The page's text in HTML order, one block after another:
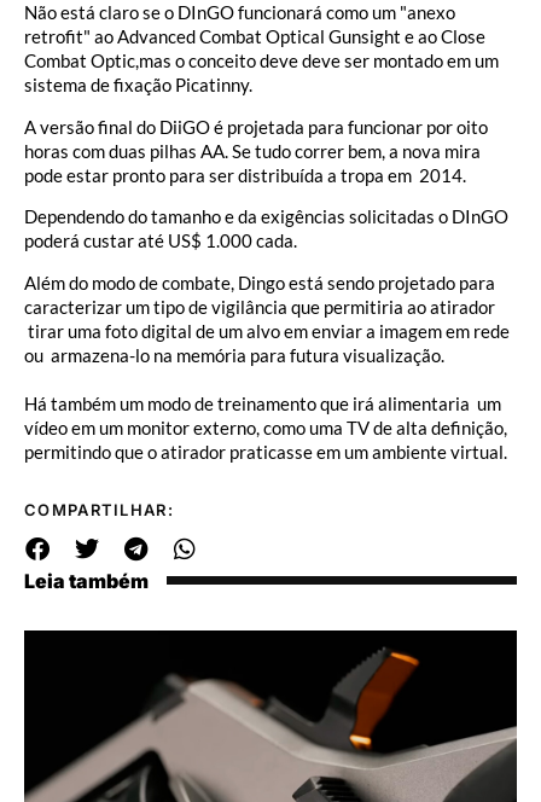
Não está claro se o DInGO funcionará como um "anexo
retrofit" ao Advanced Combat Optical Gunsight e ao Close
Combat Optic,mas o conceito deve deve ser montado em um
sistema de fixação Picatinny.
A versão final do DiiGO é projetada para funcionar por oito
horas com duas pilhas AA. Se tudo correr bem, a nova mira
pode estar pronto para ser distribuída a tropa em 2014.
Dependendo do tamanho e da exigências solicitadas o DInGO
poderá custar até US$ 1.000 cada.
Além do modo de combate, Dingo está sendo projetado para
caracterizar um tipo de vigilância que permitiria ao atirador
tirar uma foto digital de um alvo em enviar a imagem em rede
ou armazena-lo na memória para futura visualização.
Há também um modo de treinamento que irá alimentaria um
vídeo em um monitor externo, como uma TV de alta definição,
permitindo que o atirador praticasse em um ambiente virtual.
COMPARTILHAR:
Leia também